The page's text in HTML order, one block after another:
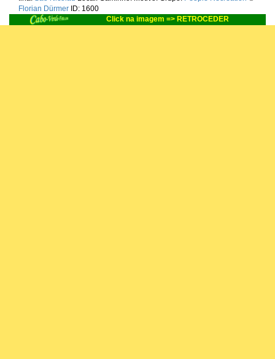
Florian Dürmer ID: 1600
Click na imagem => RETROCEDER